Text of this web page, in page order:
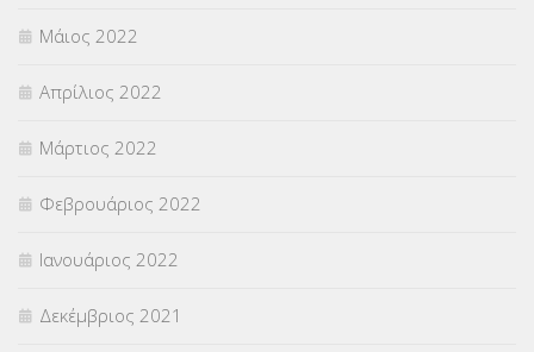
Μάιος 2022
Απρίλιος 2022
Μάρτιος 2022
Φεβρουάριος 2022
Ιανουάριος 2022
Δεκέμβριος 2021